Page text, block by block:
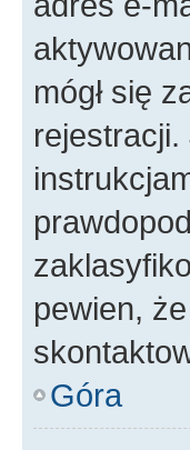
mógł się
rejestracji.
pewien,
Góra